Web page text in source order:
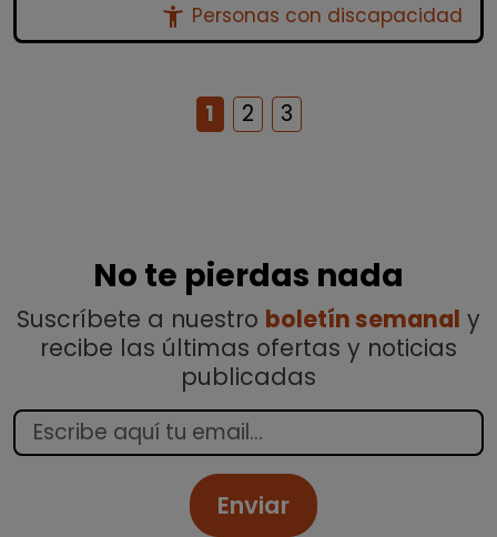
accessibility_new Personas con discapacidad
1 2 3
No te pierdas nada
Suscríbete a nuestro boletín semanal y
recibe las últimas ofertas y noticias
publicadas
Enviar